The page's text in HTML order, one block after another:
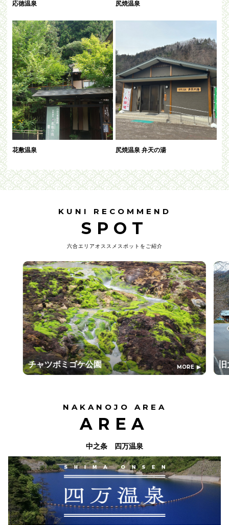
応徳温泉 尻焼温泉
花敷温泉 尻焼温泉 弁天の湯
KUNI RECOMMEND
SPOT
六合エリアオススメスポットをご紹介
チャツボミゴケ公園 MORE 旧
NAKANOJO AREA
AREA
中之条 四万温泉